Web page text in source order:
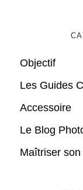
Objectif
Les Guides
Accessoire
Le Blog
Maîtriser son